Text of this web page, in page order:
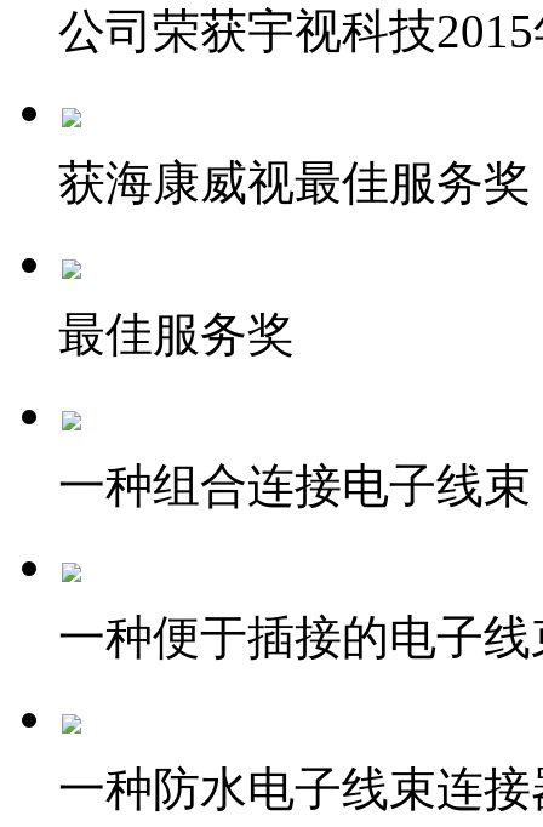
公司荣获宇视科技
获海康威视最佳服务奖
最佳服务奖
一种组合连接电子线束
一种便于插接的电子线
一种防水电子线束连接